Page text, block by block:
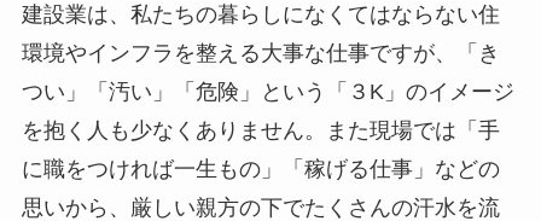
建設業は、私たちの暮らしになくてはならない住
環境やインフラを整える大事な仕事ですが、「き
つい」「汚い」「危険」という「３K」のイメージ
を抱く人も少なくありません。また現場では「手
に職をつければ一生もの」「稼げる仕事」などの
思いから、厳しい親方の下でたくさんの汗水を流